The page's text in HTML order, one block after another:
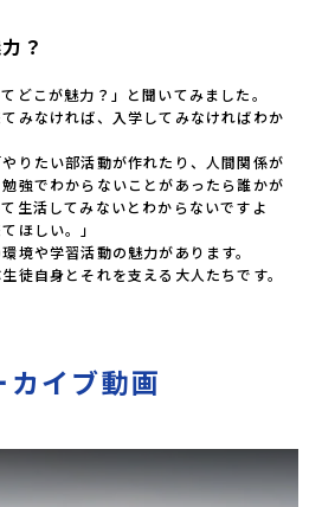
？
どこが魅力？」と聞いてみました。
みなければ、入学してみなければわか
りたい部活動が作れたり、人間関係が
強でわからないことがあったら誰かが
生活してみないとわからないですよ
ほしい。」
境や学習活動の魅力があります。
徒自身とそれを支える大人たちです。
カイブ動画